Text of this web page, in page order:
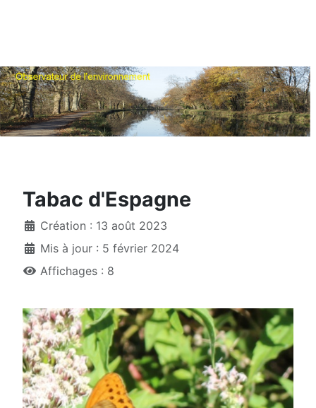
Tabac d'Espagne
Création : 13 août 2023
Mis à jour : 5 février 2024
Affichages : 8